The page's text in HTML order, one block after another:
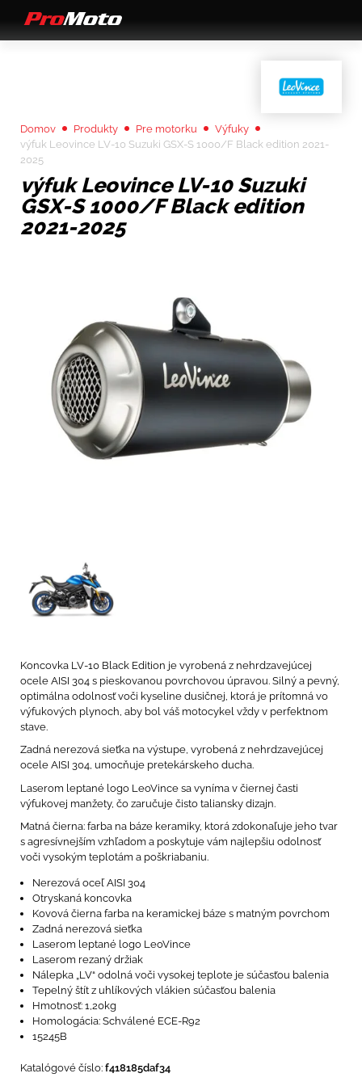
Domov Produkty Pre motorku
Výfuky
výfuk Leovince LV-10 Suzuki GSX-S 1000/F Black edition 2021-
2025
výfuk Leovince LV-10 Suzuki
GSX-S 1000/F Black edition
2021-2025
Koncovka LV-10 Black Edition je vyrobená z nehrdzavejúcej
ocele AISI 304 s pieskovanou povrchovou úpravou. Silný a pevný,
optimálna odolnosť voči kyseline dusičnej, ktorá je prítomná vo
výfukových plynoch, aby bol váš motocykel vždy v perfektnom
stave.
Zadná nerezová sieťka na výstupe, vyrobená z nehrdzavejúcej
ocele AISI 304, umocňuje pretekárskeho ducha.
Laserom leptané logo LeoVince sa vyníma v čiernej časti
výfukovej manžety, čo zaručuje čisto taliansky dizajn.
Matná čierna: farba na báze keramiky, ktorá zdokonaľuje jeho tvar
s agresívnejším vzhľadom a poskytuje vám najlepšiu odolnosť
voči vysokým teplotám a poškriabaniu.
Nerezová oceľ AISI 304
Otryskaná koncovka
Kovová čierna farba na keramickej báze s matným povrchom
Zadná nerezová sieťka
Laserom leptané logo LeoVince
Laserom rezaný držiak
Nálepka „LV“ odolná voči vysokej teplote je súčasťou balenia
Tepelný štít z uhlíkových vlákien súčasťou balenia
Hmotnosť: 1,20kg
Homologácia: Schválené ECE-R92
15245B
Katalógové číslo: f418185daf34